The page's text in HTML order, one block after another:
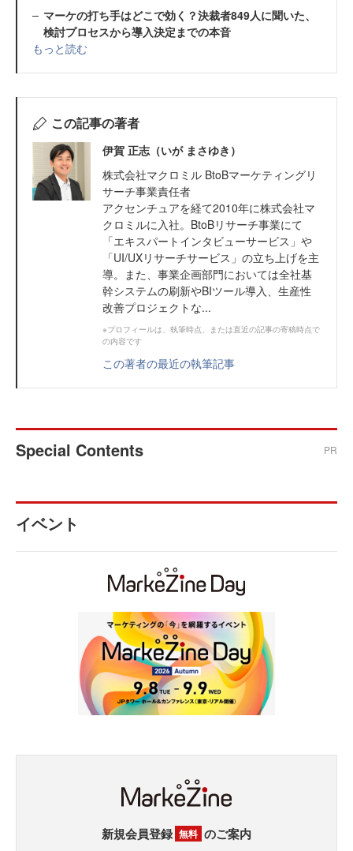
マーケの打ち手はどこで効く？決裁者849人に聞いた、
検討プロセスから導入決定までの本音
もっと読む
この記事の著者
伊賀 正志（いが まさゆき）
株式会社マクロミル BtoBマーケティングリ
サーチ事業責任者
アクセンチュアを経て2010年に株式会社マ
クロミルに入社。BtoBリサーチ事業にて
「エキスパートインタビューサービス」や
「UI/UXリサーチサービス」の立ち上げを主
導。また、事業企画部門においては全社基
幹システムの刷新やBIツール導入、生産性
改善プロジェクトな...
※プロフィールは、執筆時点、または直近の記事の寄稿時点で
の内容です
この著者の最近の執筆記事
Special Contents PR
イベント
新規会員登録 無料 のご案内